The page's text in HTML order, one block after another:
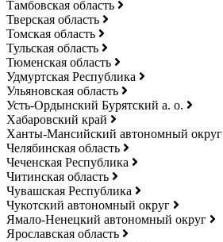
Тамбовская область
Тверская область
Томская область
Тульская область
Тюменская область
Удмуртская Республика
Ульяновская область
Усть-Ордынский Бурятский а. о.
Хабаровский край
Ханты-Мансийский автономный округ
Челябинская область
Чеченская Республика
Читинская область
Чувашская Республика
Чукотский автономный округ
Ямало-Ненецкий автономный округ
Ярославская область